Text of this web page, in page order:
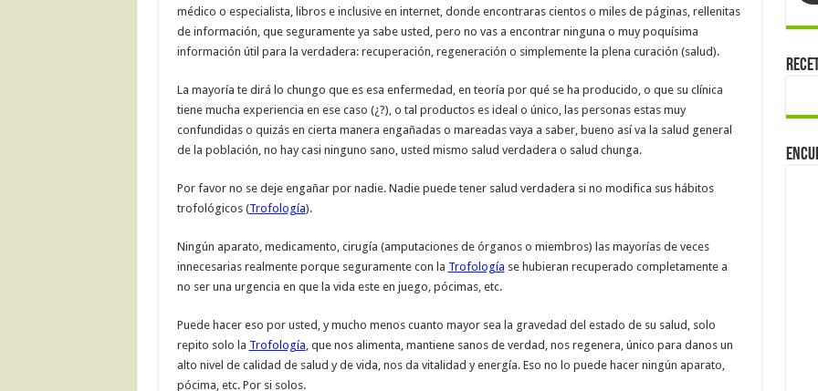
médico o especialista, libros e inclusive en internet, donde encontraras cientos o miles de páginas, rellenitas
de información, que seguramente ya sabe usted, pero no vas a encontrar ninguna o muy poquísima
información útil para la verdadera: recuperación, regeneración o simplemente la plena curación (salud).
La mayoría te dirá lo chungo que es esa enfermedad, en teoría por qué se ha producido, o que su clínica
tiene mucha experiencia en ese caso (¿?), o tal productos es ideal o único, las personas estas muy
confundidas o quizás en cierta manera engañadas o mareadas vaya a saber, bueno así va la salud general
de la población, no hay casi ninguno sano, usted mismo salud verdadera o salud chunga.
Por favor no se deje engañar por nadie. Nadie puede tener salud verdadera si no modifica sus hábitos
trofológicos (Trofología).
Ningún aparato, medicamento, cirugía (amputaciones de órganos o miembros) las mayorías de veces
innecesarias realmente porque seguramente con la Trofología se hubieran recuperado completamente a
no ser una urgencia en que la vida este en juego, pócimas, etc.
Puede hacer eso por usted, y mucho menos cuanto mayor sea la gravedad del estado de su salud, solo
repito solo la Trofología, que nos alimenta, mantiene sanos de verdad, nos regenera, único para danos un
alto nivel de calidad de salud y de vida, nos da vitalidad y energía. Eso no lo puede hacer ningún aparato,
pócima, etc. Por si solos.